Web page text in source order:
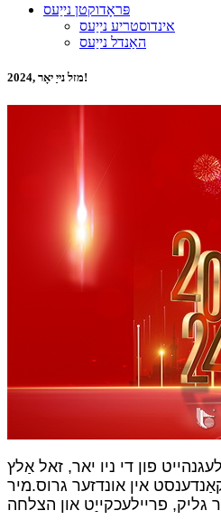
פּראָדוקטן נייַעס
אינדוסטריע נייַעס
האַנדל נייַעס
2024, מזל נייַ יאָר!
פון די ניו יאר, זאל אַלץ
אין אונדזער גרוס.מיר